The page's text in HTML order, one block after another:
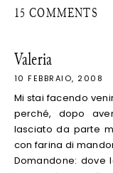
15 COMMENTS
Valeria
10 FEBBRAIO, 2008
Mi stai facendo
perché, dopo
lasciato da parte
con farina di
Domandone: dove